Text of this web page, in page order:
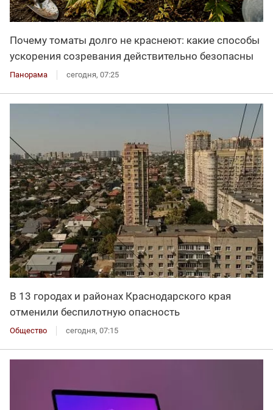
Почему томаты долго не краснеют: какие способы
ускорения созревания действительно безопасны
Панорама сегодня, 07:25
В 13 городах и районах Краснодарского края
отменили беспилотную опасность
Общество сегодня, 07:15